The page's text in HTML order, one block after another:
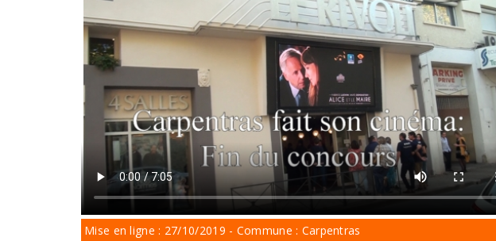
Mise en ligne : 27/10/2019 - Commune : Carpentras